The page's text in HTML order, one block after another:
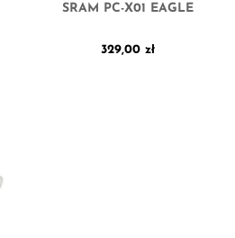
SRAM PC-X01 EAGLE
329,00 zł